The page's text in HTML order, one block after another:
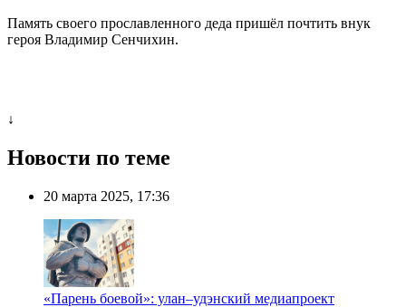
Память своего прославленного деда пришёл почтить внук
героя Владимир Сенчихин.
↓
Новости по теме
20 марта 2025, 17:36
«Парень боевой»: улан–удэнский медиапроект